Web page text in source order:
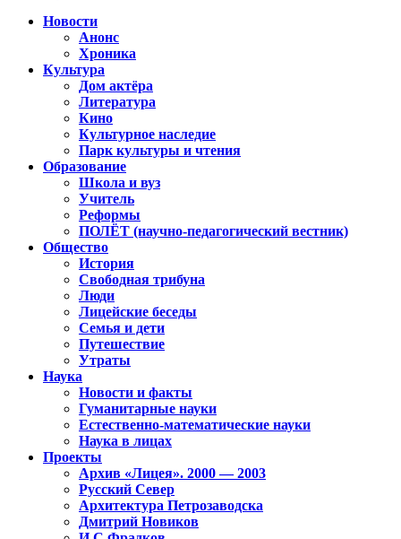
Новости
Анонс
Хроника
Культура
Дом актёра
Литература
Кино
Культурное наследие
Парк культуры и чтения
Образование
Школа и вуз
Учитель
Реформы
ПОЛЁТ (научно-педагогический вестник)
Общество
История
Свободная трибуна
Люди
Лицейские беседы
Семья и дети
Путешествие
Утраты
Наука
Новости и факты
Гуманитарные науки
Естественно-математические науки
Наука в лицах
Проекты
Архив «Лицея». 2000 — 2003
Русский Север
Архитектура Петрозаводска
Дмитрий Новиков